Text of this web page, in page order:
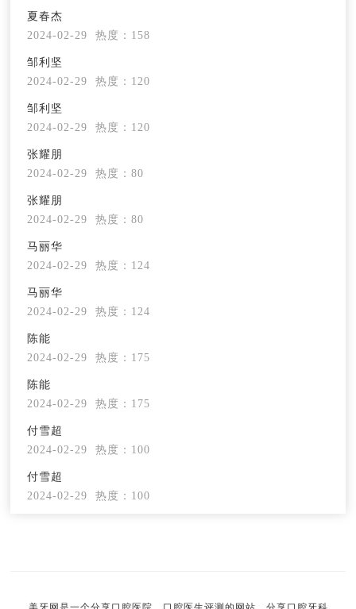
夏春杰
2024-02-29
热度：158
邹利坚
2024-02-29
热度：120
邹利坚
2024-02-29
热度：120
张耀朋
2024-02-29
热度：80
张耀朋
2024-02-29
热度：80
马丽华
2024-02-29
热度：124
马丽华
2024-02-29
热度：124
陈能
2024-02-29
热度：175
陈能
2024-02-29
热度：175
付雪超
2024-02-29
热度：100
付雪超
2024-02-29
热度：100